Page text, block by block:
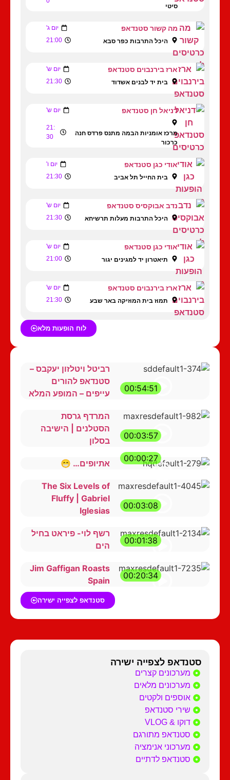
סיטי
מה קשור סטנדאפ יום ג'
היכל התרבות כפר סבא 21:00
ארז בירנבוים סטנדאפ יום ש'
בית יד לבנים אשדוד 21:30
דניאל חן סטנדאפ יום ש'
מרכז אומניות הבמה מתנס פרדס חנה
כרכור
21:
30
אודי כגן סטנדאפ יום ו'
בית החייל תל אביב 21:30
נדב אבוקסיס סטנדאפ יום ש'
היכל התרבות מעלות תרשיחא 21:30
אודי כגן סטנדאפ יום ש'
תיאטרון יד למגינים יגור 21:00
ארז בירנבוים סטנדאפ יום ש'
תמוז בית המוזיקה באר שבע 21:30
לוח הופעות מלא
00:54:51
רביטל ויטלזון יעקבס –
סטנדאפ להורים
עייפים – המופע המלא
00:03:57
המרדף גרסת
הסטלנים | הישיבה
בסלון
00:00:27
אתיופים… 😁
00:03:08
The Six Levels of
Fluffy | Gabriel
Iglesias
00:01:38
רשף לוי- פיראט בחיל
הים
00:20:34
Jim Gaffigan Roasts
Spain
סטנדאפ לצפייה ישירה
סטנדאפ לצפייה ישירה
מערכונים קצרים
מערכונים מלאים
אוספים ולקטים
שירי סטנדאפ
דוקו & VLOG
סטנדאפ מתורגם
מערכוני אנימציה
סטנדאפ לדתיים